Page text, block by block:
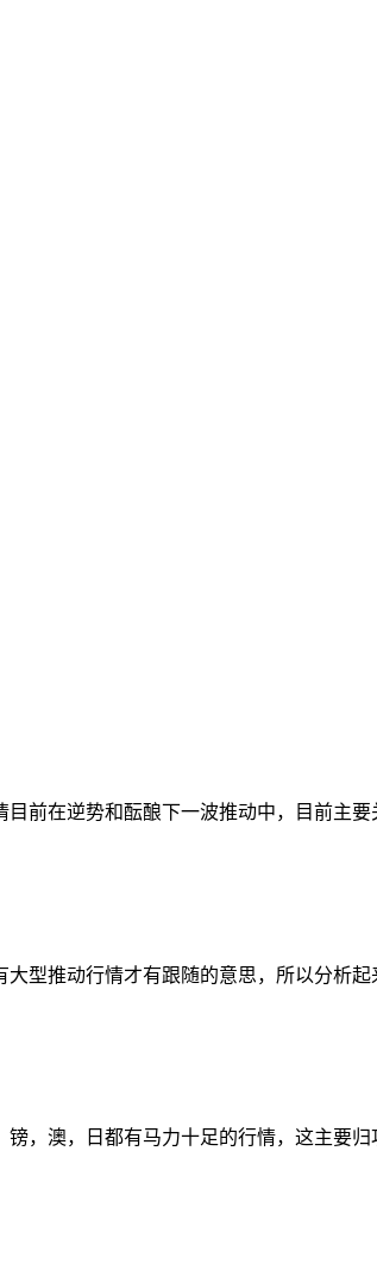
前在逆势和酝酿下一波推动中，目前主
型推动行情才有跟随的意思，所以分析
，澳，日都有马力十足的行情，这主要